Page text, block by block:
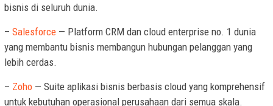
bisnis di seluruh dunia.
– Salesforce — Platform CRM dan cloud enterprise no. 1 dunia
yang membantu bisnis membangun hubungan pelanggan yang
lebih cerdas.
– Zoho — Suite aplikasi bisnis berbasis cloud yang komprehensif
untuk kebutuhan operasional perusahaan dari semua skala.